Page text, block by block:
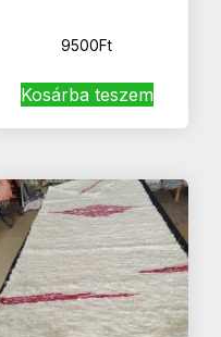
9500Ft
Kosárba teszem